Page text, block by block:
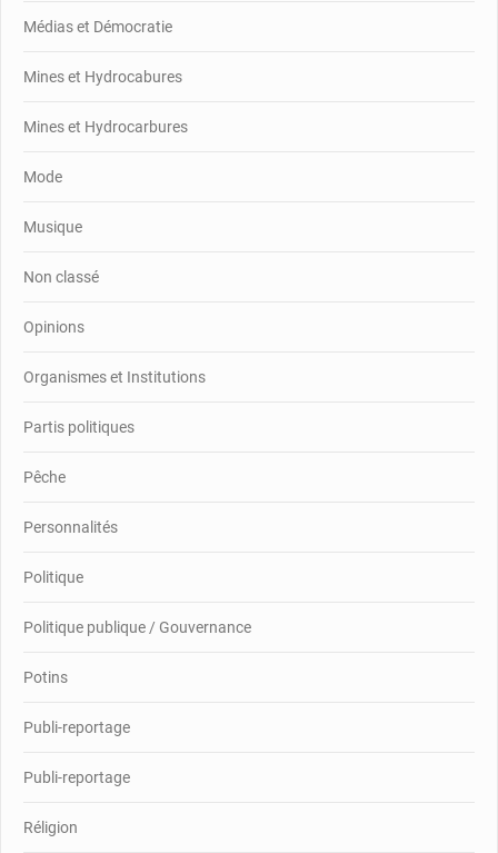
Médias et Démocratie
Mines et Hydrocabures
Mines et Hydrocarbures
Mode
Musique
Non classé
Opinions
Organismes et Institutions
Partis politiques
Pêche
Personnalités
Politique
Politique publique / Gouvernance
Potins
Publi-reportage
Publi-reportage
Réligion